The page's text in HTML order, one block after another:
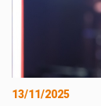
13/11/2025